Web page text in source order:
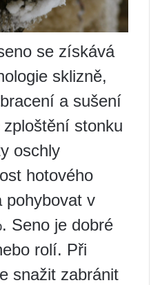
se získává
sklizně,
a sušení
stonku
oschly
hotového
pohybovat v
Seno je dobré
rolí. Při
snažit zabránit